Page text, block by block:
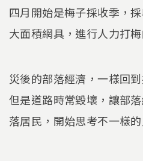
四月開始是梅子採收季，
大面積網具，進行人力打
災後的部落經濟，一樣回
但是道路時常毀壞，讓部
落居民，開始思考不一樣的